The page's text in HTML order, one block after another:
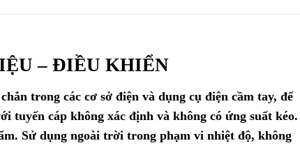
– ĐIỀU KHIỂN
trong các cơ sở điện và dụng cụ điện cầm tay, để
tuyến cáp không xác định và không có ứng suất kéo.
Sử dụng ngoài trời trong phạm vi nhiệt độ, không